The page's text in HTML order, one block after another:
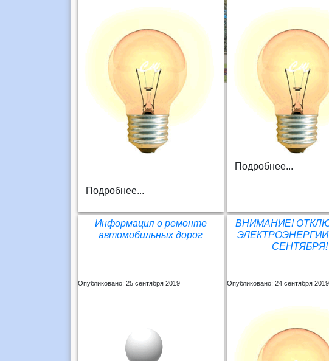
Подробнее...
Подробнее...
Информация о ремонте
автомобильных дорог
Опубликовано: 25 сентября 2019
ВНИМАНИЕ!
ЭЛЕКТРОЭНЕРГИИ
СЕНТЯБРЯ!
Опубликовано: 24 сентября 2019